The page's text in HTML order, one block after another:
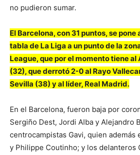
no pudieron sumar.
El Barcelona, con 31 puntos, se pone
tabla de La Liga a un punto de la
League, que por el momento tiene
(32), que derrotó 2-0 al Rayo
Sevilla (38) y al líder, Real Madrid.
En el Barcelona, fueron baja por
Sergiño Dest, Jordi Alba y Alejandro
centrocampistas Gavi, quien además
y Philippe Coutinho; y los delanteros